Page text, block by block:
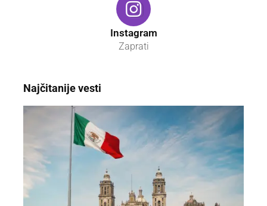
Instagram
Zaprati
Najčitanije vesti